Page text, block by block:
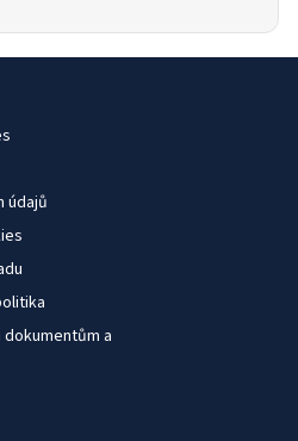
údajů
a